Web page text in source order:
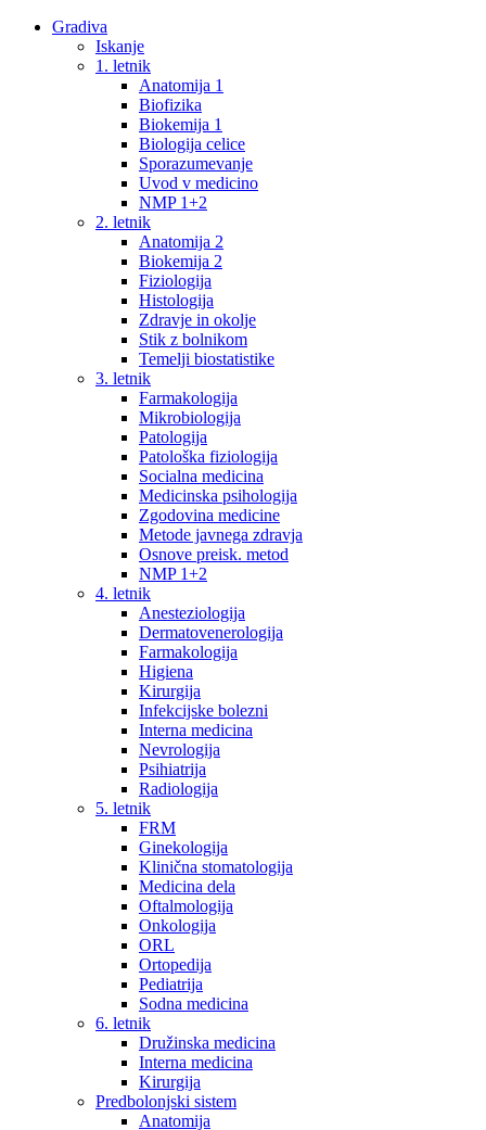
Gradiva
Iskanje
1. letnik
Anatomija 1
Biofizika
Biokemija 1
Biologija celice
Sporazumevanje
Uvod v medicino
NMP 1+2
2. letnik
Anatomija 2
Biokemija 2
Fiziologija
Histologija
Zdravje in okolje
Stik z bolnikom
Temelji biostatistike
3. letnik
Farmakologija
Mikrobiologija
Patologija
Patološka fiziologija
Socialna medicina
Medicinska psihologija
Zgodovina medicine
Metode javnega zdravja
Osnove preisk. metod
NMP 1+2
4. letnik
Anesteziologija
Dermatovenerologija
Farmakologija
Higiena
Kirurgija
Infekcijske bolezni
Interna medicina
Nevrologija
Psihiatrija
Radiologija
5. letnik
FRM
Ginekologija
Klinična stomatologija
Medicina dela
Oftalmologija
Onkologija
ORL
Ortopedija
Pediatrija
Sodna medicina
6. letnik
Družinska medicina
Interna medicina
Kirurgija
Predbolonjski sistem
Anatomija